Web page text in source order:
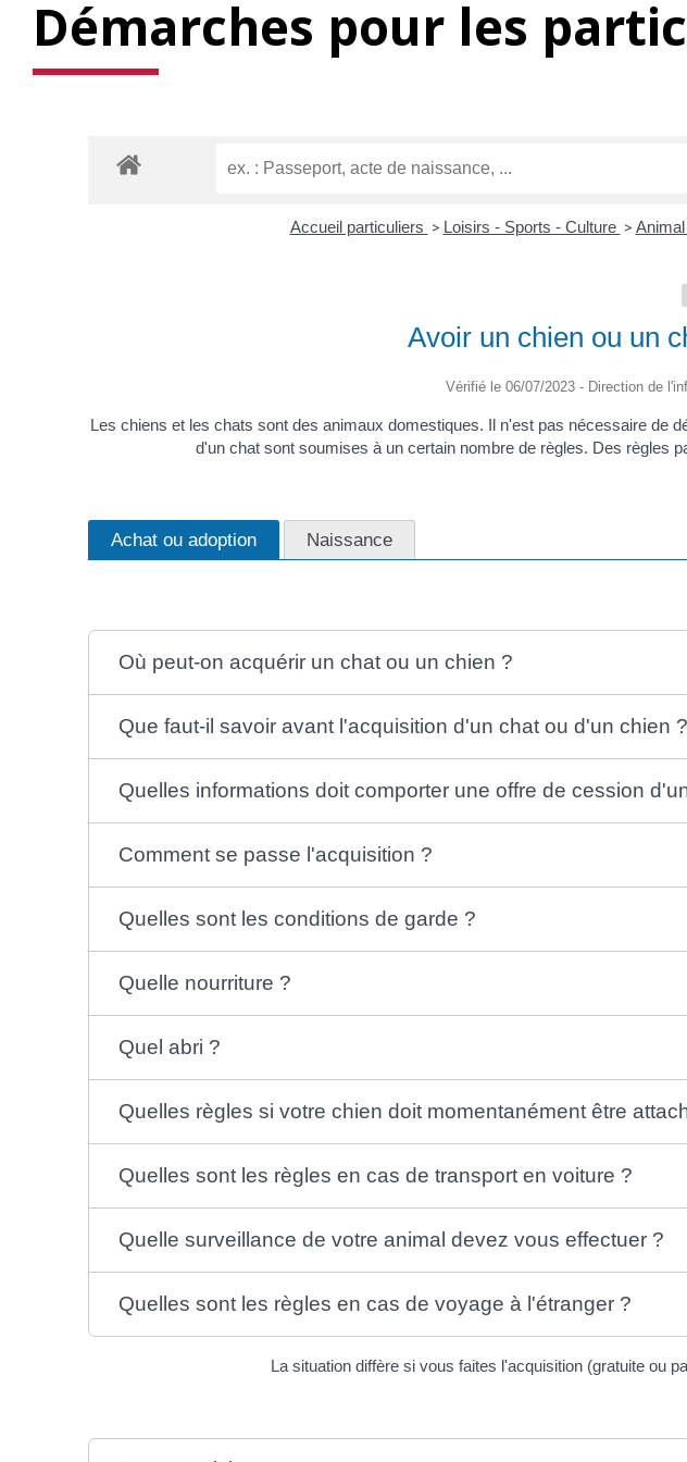
Démarches pour les
Accueil particuliers > Loisirs - Sports - Culture >
Avoir un chien ou un
Vérifié le 06/07/2023 - Direction de
Les chiens et les chats sont des animaux domestiques. Il n'est pas nécessaire de
d'un chat sont soumises à un certain nombre de règles. Des règles
Achat ou adoption Naissance
Où peut-on acquérir un chat ou un chien ?
Que faut-il savoir avant l'acquisition d'un chat ou d'un chien ?
Quelles informations doit comporter une offre de cession
Comment se passe l'acquisition ?
Quelles sont les conditions de garde ?
Quelle nourriture ?
Quel abri ?
Quelles règles si votre chien doit momentanément être
Quelles sont les règles en cas de transport en voiture ?
Quelle surveillance de votre animal devez vous effectuer ?
Quelles sont les règles en cas de voyage à l'étranger ?
La situation diffère si vous faites l'acquisition (gratuite ou